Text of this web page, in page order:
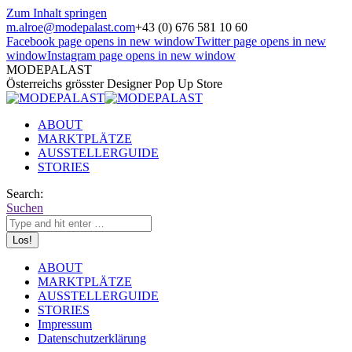
Zum Inhalt springen
m.alroe@modepalast.com+43 (0) 676 581 10 60
Facebook page opens in new windowTwitter page opens in new
windowInstagram page opens in new window
MODEPALAST
Österreichs grösster Designer Pop Up Store
ABOUT
MARKTPLÄTZE
AUSSTELLERGUIDE
STORIES
Search:
Suchen
ABOUT
MARKTPLÄTZE
AUSSTELLERGUIDE
STORIES
Impressum
Datenschutzerklärung